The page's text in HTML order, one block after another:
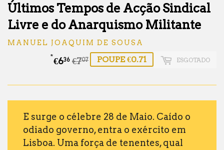
Últimos Tempos de Acção Sindical
Livre e do Anarquismo Militante
MANUEL JOAQUIM DE SOUSA
* ESGOTADO
€636 €707
Preço
€7.07
Preço
saldo
€6.36
POUPE €0.71
E surge o célebre 28 de Maio. Caído o
odiado governo, entra o exército em
Lisboa. Uma força de tenentes, qual